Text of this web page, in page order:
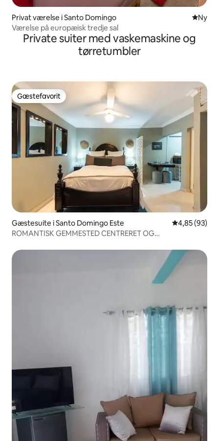
Privat værelse i Santo Domingo Nyt
Ny
Værelse på europæisk tredje sal
Private suiter med vaskemaskine og
tørretumbler
Gæstefavorit
Gæstefavorit
Gæstesuite i Santo Domingo Este 4,85 ud af 5 i
4,85 (93)
ROMANTISK GEMMESTED CENTRERET OG